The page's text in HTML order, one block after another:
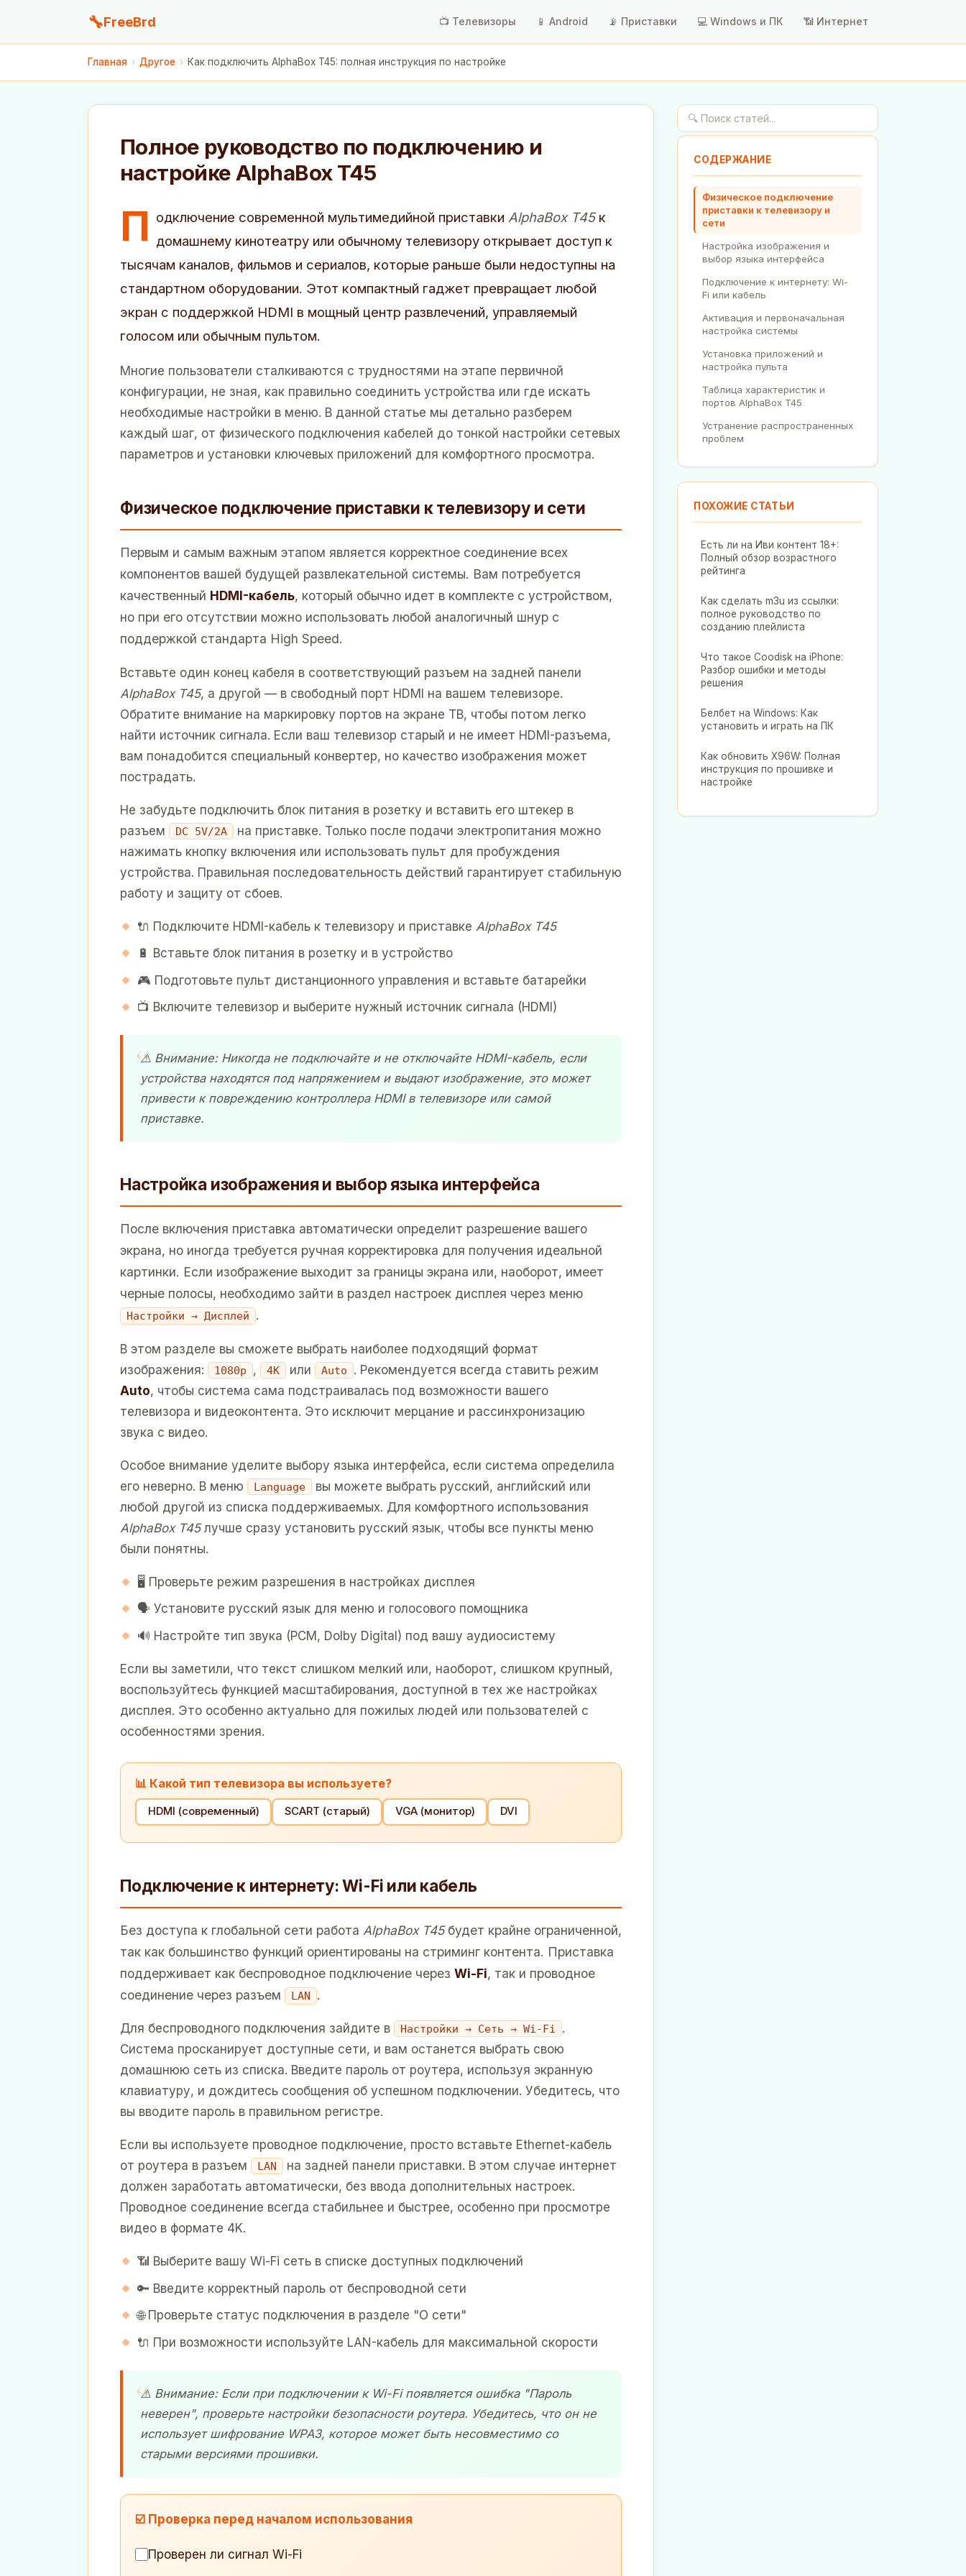
🔧FreeBrd 📺 Телевизоры 📱 Android 📡 Приставки 💻 Windows и ПК 📶 Интернет
Главная › Другое › Как подключить AlphaBox T45: полная инструкция по настройке
Полное руководство по подключению и
настройке AlphaBox T45
П одключение современной мультимедийной приставки AlphaBox T45к
домашнему кинотеатру или обычному телевизору открывает доступ к
тысячам каналов, фильмов и сериалов, которые раньше были недоступны на
стандартном оборудовании. Этот компактный гаджет превращает любой
экран с поддержкой HDMI в мощный центр развлечений, управляемый
голосом или обычным пультом.
Многие пользователи сталкиваются с трудностями на этапе первичной
конфигурации, не зная, как правильно соединить устройства или где искать
необходимые настройки в меню. В данной статье мы детально разберем
каждый шаг, от физического подключения кабелей до тонкой настройки сетевых
параметров и установки ключевых приложений для комфортного просмотра.
Физическое подключение приставки к телевизору и сети
Первым и самым важным этапом является корректное соединение всех
компонентов вашей будущей развлекательной системы. Вам потребуется
качественный HDMI-кабель, который обычно идет в комплекте с устройством,
но при его отсутствии можно использовать любой аналогичный шнур с
поддержкой стандарта High Speed.
Вставьте один конец кабеля в соответствующий разъем на задней панели
AlphaBox T45, а другой — в свободный порт HDMI на вашем телевизоре.
Обратите внимание на маркировку портов на экране ТВ, чтобы потом легко
найти источник сигнала. Если ваш телевизор старый и не имеет HDMI-разъема,
вам понадобится специальный конвертер, но качество изображения может
пострадать.
Не забудьте подключить блок питания в розетку и вставить его штекер в
разъем
DC 5V/2A
на приставке. Только после подачи электропитания можно
нажимать кнопку включения или использовать пульт для пробуждения
устройства. Правильная последовательность действий гарантирует стабильную
работу и защиту от сбоев.
🔌 Подключите HDMI-кабель к телевизору и приставке AlphaBox T45
🔋 Вставьте блок питания в розетку и в устройство
🎮 Подготовьте пульт дистанционного управления и вставьте батарейки
📺 Включите телевизор и выберите нужный источник сигнала (HDMI)
⚠️ Внимание: Никогда не подключайте и не отключайте HDMI-кабель, если
устройства находятся под напряжением и выдают изображение, это может
привести к повреждению контроллера HDMI в телевизоре или самой
приставке.
Настройка изображения и выбор языка интерфейса
После включения приставка автоматически определит разрешение вашего
экрана, но иногда требуется ручная корректировка для получения идеальной
картинки. Если изображение выходит за границы экрана или, наоборот, имеет
черные полосы, необходимо зайти в раздел настроек дисплея через меню
Настройки → Дисплей .
В этом разделе вы сможете выбрать наиболее подходящий формат
изображения:
1080p , 4K или Auto
. Рекомендуется всегда ставить режим
Auto, чтобы система сама подстраивалась под возможности вашего
телевизора и видеоконтента. Это исключит мерцание и рассинхронизацию
звука с видео.
Особое внимание уделите выбору языка интерфейса, если система определила
его неверно. В меню
Language
вы можете выбрать русский, английский или
любой другой из списка поддерживаемых. Для комфортного использования
AlphaBox T45лучше сразу установить русский язык, чтобы все пункты меню
были понятны.
🖥️ Проверьте режим разрешения в настройках дисплея
🗣️ Установите русский язык для меню и голосового помощника
🔊 Настройте тип звука (PCM, Dolby Digital) под вашу аудиосистему
Если вы заметили, что текст слишком мелкий или, наоборот, слишком крупный,
воспользуйтесь функцией масштабирования, доступной в тех же настройках
дисплея. Это особенно актуально для пожилых людей или пользователей с
особенностями зрения.
📊 Какой тип телевизора вы используете?
HDMI (современный) SCART (старый) VGA (монитор) DVI
Подключение к интернету: Wi-Fi или кабель
Без доступа к глобальной сети работа AlphaBox T45будет крайне ограниченной,
так как большинство функций ориентированы на стриминг контента. Приставка
поддерживает как беспроводное подключение через Wi-Fi, так и проводное
соединение через разъем
LAN .
Для беспроводного подключения зайдите в Настройки → Сеть → Wi-Fi
.
Система просканирует доступные сети, и вам останется выбрать свою
домашнюю сеть из списка. Введите пароль от роутера, используя экранную
клавиатуру, и дождитесь сообщения об успешном подключении. Убедитесь, что
вы вводите пароль в правильном регистре.
Если вы используете проводное подключение, просто вставьте Ethernet-кабель
от роутера в разъем
LAN
на задней панели приставки. В этом случае интернет
должен заработать автоматически, без ввода дополнительных настроек.
Проводное соединение всегда стабильнее и быстрее, особенно при просмотре
видео в формате 4K.
📶 Выберите вашу Wi-Fi сеть в списке доступных подключений
🔑 Введите корректный пароль от беспроводной сети
🌐 Проверьте статус подключения в разделе "О сети"
🔌 При возможности используйте LAN-кабель для максимальной скорости
⚠️ Внимание: Если при подключении к Wi-Fi появляется ошибка "Пароль
неверен", проверьте настройки безопасности роутера. Убедитесь, что он не
использует шифрование WPA3, которое может быть несовместимо со
старыми версиями прошивки.
☑️ Проверка перед началом использования
Проверен ли сигнал Wi-Fi
СОДЕРЖАНИЕ
Физическое подключение
приставки к телевизору и
сети
Настройка изображения и
выбор языка интерфейса
Подключение к интернету: Wi-
Fi или кабель
Активация и первоначальная
настройка системы
Установка приложений и
настройка пульта
Таблица характеристик и
портов AlphaBox T45
Устранение распространенных
проблем
ПОХОЖИЕ СТАТЬИ
Есть ли на Иви контент 18+:
Полный обзор возрастного
рейтинга
Как сделать m3u из ссылки:
полное руководство по
созданию плейлиста
Что такое Coodisk на iPhone:
Разбор ошибки и методы
решения
Белбет на Windows: Как
установить и играть на ПК
Как обновить X96W: Полная
инструкция по прошивке и
настройке